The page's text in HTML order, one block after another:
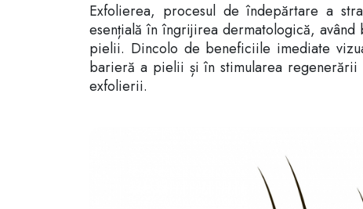
Exfolierea, procesul de îndepărtare a
esențială în îngrijirea dermatologică,
pielii. Dincolo de beneficiile imediate
barieră a pielii și în stimularea regenerării
exfolierii.